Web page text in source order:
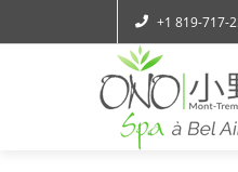
+1 819-717-